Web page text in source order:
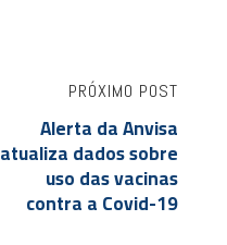
PRÓXIMO POST
Alerta da Anvisa
atualiza dados sobre
uso das vacinas
contra a Covid-19